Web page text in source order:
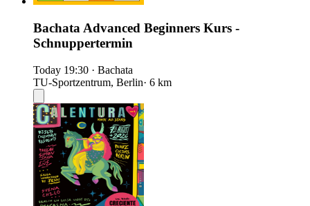
Bachata Advanced Beginners Kurs -
Schnuppertermin
Today 19:30 · Bachata
TU-Sportzentrum, Berlin· 6 km